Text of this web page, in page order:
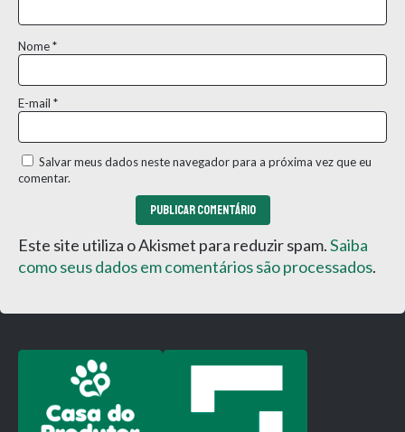
Nome*
E-mail *
Salvar meus dados neste navegador para a próxima vez que eu
comentar.
Este site utiliza o Akismet para reduzir spam.Saiba
como seus dados em comentários são processados.